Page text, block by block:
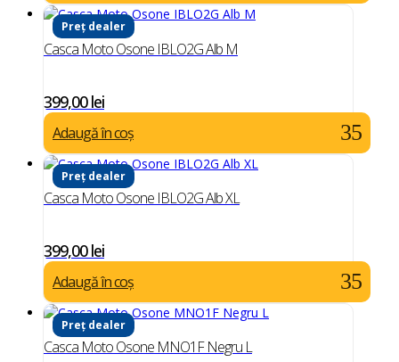
Preț dealer
Casca Moto Osone IBLO2G Alb M
399,00lei
Adaugă în coș
Preț dealer
Casca Moto Osone IBLO2G Alb XL
399,00lei
Adaugă în coș
Preț dealer
Casca Moto Osone MNO1F Negru L